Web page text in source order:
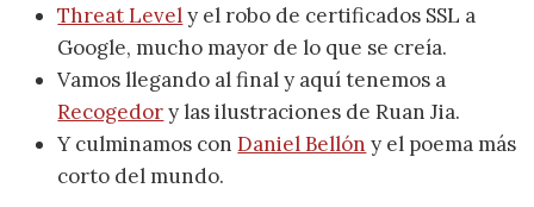
Threat Levely el robo de certificados SSL a
Google, mucho mayor de lo que se creía.
Vamos llegando al final y aquí tenemos a
Recogedory las ilustraciones de Ruan Jia.
Y culminamos conDaniel Bellón y el poema más
corto del mundo.